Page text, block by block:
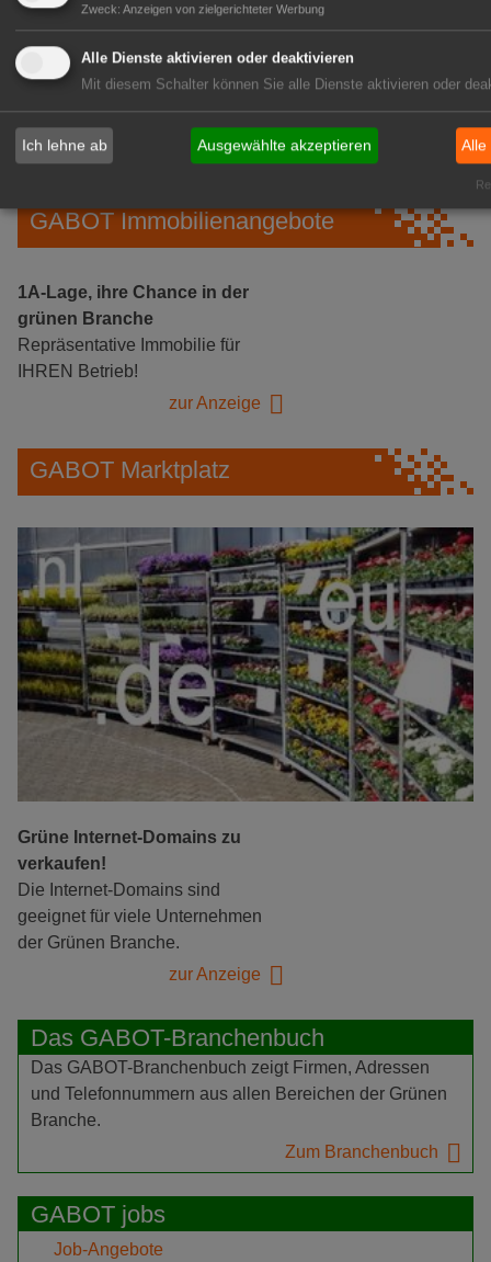
Gärtnerei Hanns
Mitarbeiter (m/w/d) für unsere
Herongen
zur Stellenanzeige
GABOT Immobilienangebote
1A-Lage, ihre Chance in der
grünen Branche
Repräsentative Immobilie für
IHREN Betrieb!
zur Anzeige
GABOT Marktplatz
Grüne Internet-Domains zu
verkaufen!
Die Internet-Domains sind
geeignet für viele Unternehmen
der Grünen Branche.
zur Anzeige
Das GABOT-Branchenbuch
Das GABOT-Branchenbuch zeigt Firmen, Adressen
und Telefonnummern aus allen Bereichen der Grünen
Branche.
Zum Branchenbuch
GABOT jobs
Job-Angebote
Zweck: Anzeigen von zielgerichteter Werbung
Alle Dienste aktivieren oder deaktivieren
Mit diesem Schalter können Sie alle Dienste aktivieren oder
Ich lehne ab Ausgewählte akzeptieren Alle